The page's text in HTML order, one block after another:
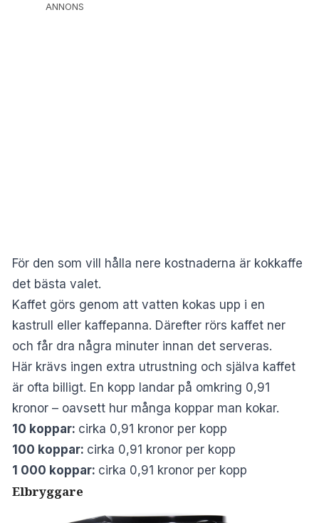
ANNONS
För den som vill hålla nere kostnaderna är kokkaffe
det bästa valet.
Kaffet görs genom att vatten kokas upp i en
kastrull eller kaffepanna. Därefter rörs kaffet ner
och får dra några minuter innan det serveras.
Här krävs ingen extra utrustning och själva kaffet
är ofta billigt. En kopp landar på omkring 0,91
kronor – oavsett hur många koppar man kokar.
10 koppar: cirka 0,91 kronor per kopp
100 koppar: cirka 0,91 kronor per kopp
1 000 koppar: cirka 0,91 kronor per kopp
Elbryggare